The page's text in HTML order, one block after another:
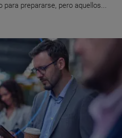
para prepararse, pero aquellos...